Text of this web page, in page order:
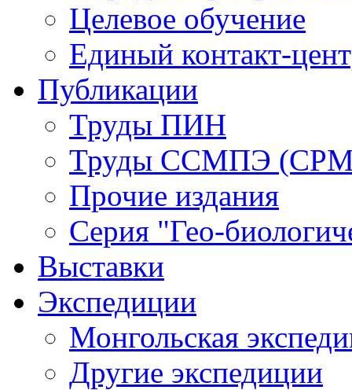
Целевое обучение
Единый контакт-
Публикации
Труды ПИН
Труды ССМПЭ
Прочие издания
Серия "Гео-
Выставки
Экспедиции
Монгольская
Другие экспедиции